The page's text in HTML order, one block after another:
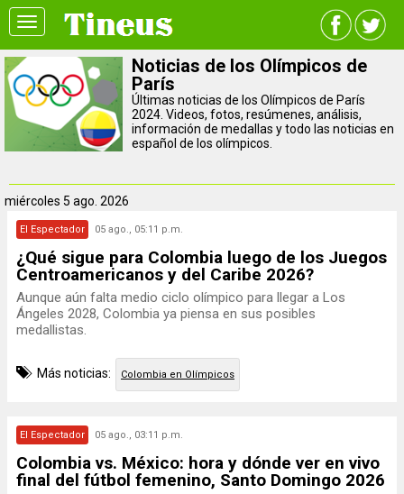
Toggle
navigation
Noticias de los Olímpicos de
París
Últimas noticias de los Olímpicos de París
2024. Videos, fotos, resúmenes, análisis,
información de medallas y todo las noticias en
español de los olímpicos.
miércoles 5 ago. 2026
El Espectador 05 ago., 05:11 p.m.
¿Qué sigue para Colombia luego de los Juegos
Centroamericanos y del Caribe 2026?
Aunque aún falta medio ciclo olímpico para llegar a Los
Ángeles 2028, Colombia ya piensa en sus posibles
medallistas.
Más noticias: Colombia en Olímpicos
El Espectador 05 ago., 03:11 p.m.
Colombia vs. México: hora y dónde ver en vivo
final del fútbol femenino, Santo Domingo 2026